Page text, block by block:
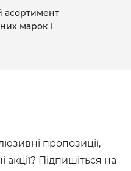
асортимент
марок і
пропозиції,
Підпишіться на